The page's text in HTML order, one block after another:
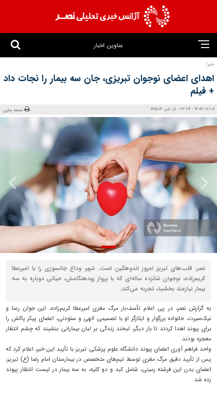
عناوین اخبار
خبر/
اهدای اعضای نوجوان تبریزی، جان سه بیمار را نجات داد
+ فیلم
1404/02/06 - 22:24 - کد خبر: 135104 نسخه چاپی
نصر: قلب‌های تبریز امروز اندوهگین است. شهر، وداع جانسوزی را با امیرعطا
کریم‌زاده، نوجوان شانزده ساله‌ای که با پرواز زودهنگامش، حیاتی دوباره به سه
بیمار نیازمند بخشید، تجربه می‌کند.
به گزارش نصر، در پی اعلام تأسف‌بار مرگ مغزی امیرعطا کریم‌زاده، این جوان رعنا و
نیک‌سیرت، خانواده بزرگوار و ایثارگر او با تصمیمی الهی و ستودنی، اعضای پیکر پاکش را
برای پیوند اهدا کردند تا بار دیگر، لبخند زندگی بر لبان بیمارانی بنشیند که چشم انتظار
معجزه بودند.
واحد فراهم آوری اعضای پیوند دانشگاه علوم پزشکی تبریز با تأیید این خبر، اعلام کرد که
پس از تأیید دقیق مرگ مغزی توسط تیم‌های متخصص در بیمارستان امام رضا (ع) تبریز،
اعضای بدن این فرشته زمینی، شامل کبد و دو کلیه، به سه بیمار در لیست انتظار پیوند
زده شد.